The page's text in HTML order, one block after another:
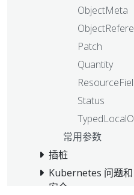
ObjectMeta
Patch
Quantity
Status
常用参数
插桩
Kubernetes 问题和
安全